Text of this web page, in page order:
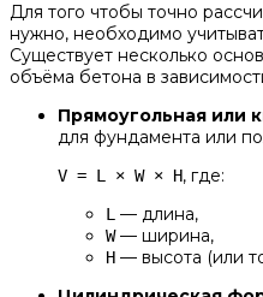
Для того чтобы точно
нужно, необходимо
Существует несколько
объёма бетона в
Прямоугольная или
для фундамента или
V = L × W × H, где:
L — длина,
W— ширина,
H — высота (или